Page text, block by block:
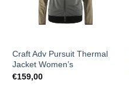
Craft Adv Pursuit Thermal
Jacket Women’s
€159,00